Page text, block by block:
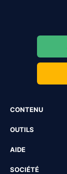
CONTENU
OUTILS
AIDE
SOCIÉTÉ